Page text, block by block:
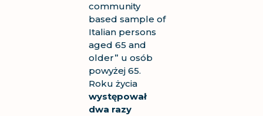
community
based sample of
Italian persons
aged 65 and
older” u osób
powyżej 65.
Roku życia
występował
dwa razy